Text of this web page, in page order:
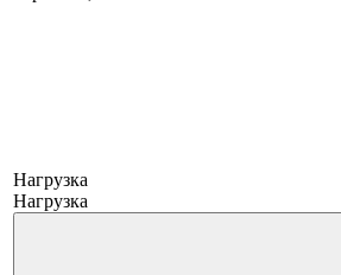
Нагрузка
Нагрузка